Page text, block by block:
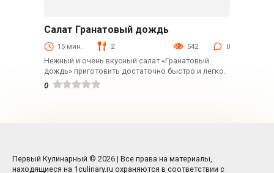
С мясом
Салат Гранатовый дождь
15 мин. 2 542 0
Нежный и очень вкусный салат «Гранатовый
дождь» приготовить достаточно быстро и легко.
0
Первый Кулинарный © 2026 | Все права на материалы,
находящиеся на 1culinary.ru охраняются в соответствии с